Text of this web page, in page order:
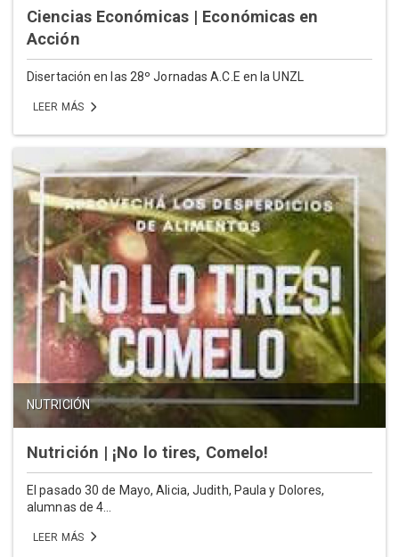
Ciencias Económicas | Económicas en
Acción
Disertación en las 28º Jornadas A.C.E en la UNZL
LEER MÁS
NUTRICIÓN
Nutrición | ¡No lo tires, Comelo!
El pasado 30 de Mayo, Alicia, Judith, Paula y Dolores,
alumnas de 4...
LEER MÁS